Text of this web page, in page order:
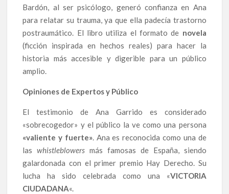
Bardón, al ser psicólogo, generó confianza en Ana
para relatar su trauma, ya que ella padecía trastorno
postraumático. El libro utiliza el formato de novela
(ficción inspirada en hechos reales) para hacer la
historia más accesible y digerible para un público
amplio.
Opiniones de Expertos y Público
El testimonio de Ana Garrido es considerado
«sobrecogedor» y el público la ve como una persona
«valiente y fuerte». Ana es reconocida como una de
laswhistleblowers más famosas de España, siendo
galardonada con el primer premio Hay Derecho. Su
lucha ha sido celebrada como una «VICTORIA
CIUDADANA«.